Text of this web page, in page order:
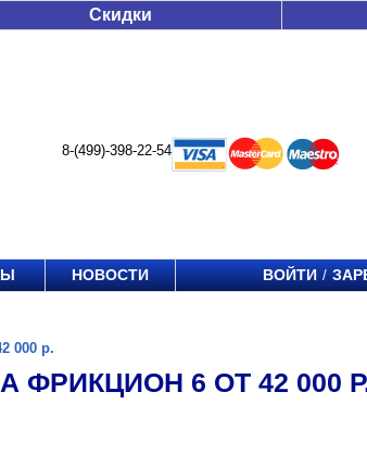
Скидки
8-(499)-398-22-54
НОВОСТИ ВОЙТИ /
000 р.
ФРИКЦИОН 6 ОТ 42 000